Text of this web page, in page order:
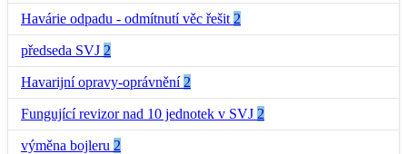
Havárie odpadu - odmítnutí věc řešit 2
předseda SVJ 2
Havarijní opravy-oprávnění 2
Fungující revizor nad 10 jednotek v SVJ 2
výměna bojleru 2